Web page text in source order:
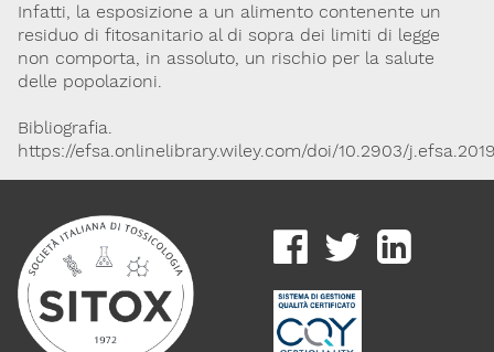
Infatti, la esposizione a un alimento contenente un
residuo di fitosanitario al di sopra dei limiti di legge
non comporta, in assoluto, un rischio per la salute
delle popolazioni.
Bibliografia.
https://efsa.onlinelibrary.wiley.com/doi/10.2903/